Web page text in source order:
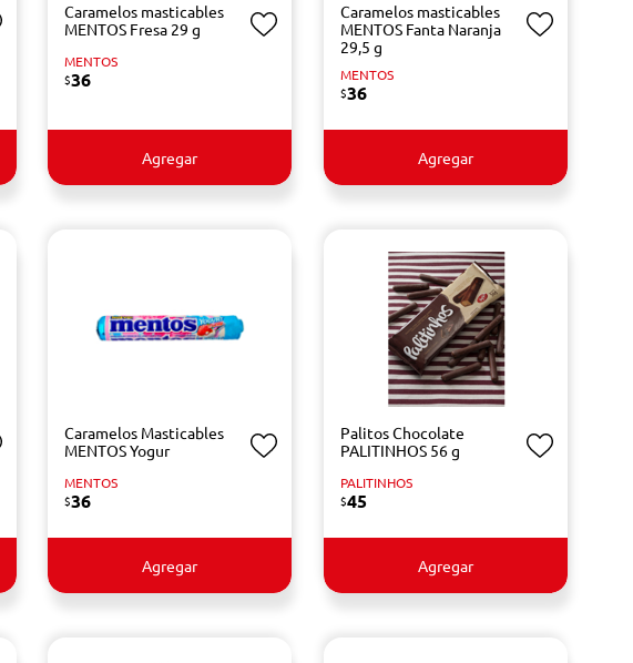
Caramelos masticables
MENTOS Fresa 29 g
MENTOS
$36
Agregar
Caramelos masticables
MENTOS Fanta Naranja
29,5 g
MENTOS
$36
Agregar
Caramelos Masticables
MENTOS Yogur
MENTOS
$36
Agregar
Palitos Chocolate
PALITINHOS 56 g
PALITINHOS
$45
Agregar